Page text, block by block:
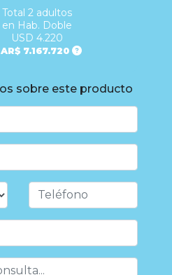
Total 2 adultos
en Hab. Doble
USD 4.220
AR$ 7.167.720
sobre este producto